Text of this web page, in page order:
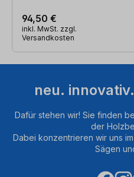
94,50 €
inkl. MwSt. zzgl.
Versandkosten
neu.
Dafür stehen wir! Sie finden
der
Dabei konzentrieren wir uns
Sägen